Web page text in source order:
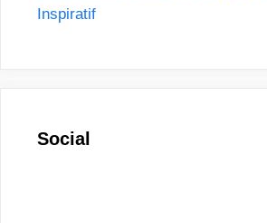
Inspiratif
Social